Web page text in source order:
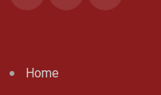
Home